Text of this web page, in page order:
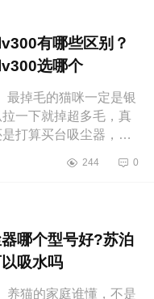
有哪些区别？
选哪个
掉毛的猫咪一定是银
一下就掉超多毛，真
打算买台吸尘器，然
尘款的，下面小编为大
244 0
哪个型号好?苏泊
吸水吗
猫的家庭谁懂，不是